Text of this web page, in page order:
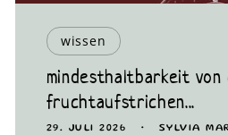
wissen
mindesthaltbarkeit von
fruchtaufstrichen...
29. JULI 2026 SYLVIA